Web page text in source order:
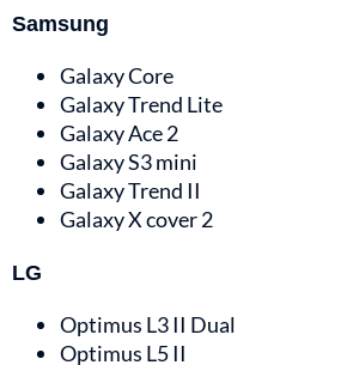
Samsung
Galaxy Core
Galaxy Trend Lite
Galaxy Ace 2
Galaxy S3 mini
Galaxy Trend II
Galaxy X cover 2
LG
Optimus L3 II Dual
Optimus L5 II